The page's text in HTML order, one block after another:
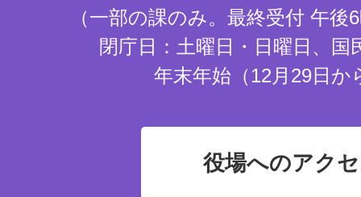
（一部の課のみ。最終受付 午
閉庁日：土曜日・日曜日、国
年末年始（12月29日か
役場へのアク